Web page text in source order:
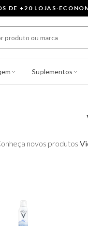
DE +20 LOJAS·
Suplementos
novos produtos